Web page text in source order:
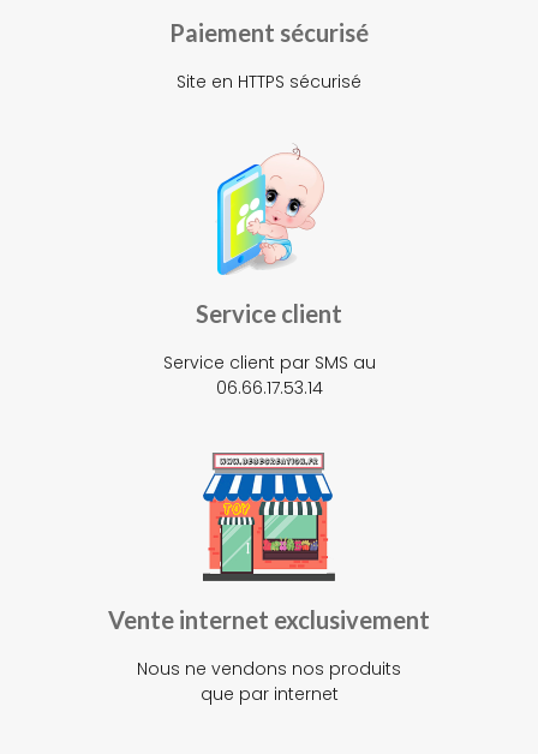
Paiement sécurisé
Site en HTTPS sécurisé
Service client
Service client par SMS au
06.66.17.53.14
Vente internet exclusivement
Nous ne vendons nos produits
que par internet